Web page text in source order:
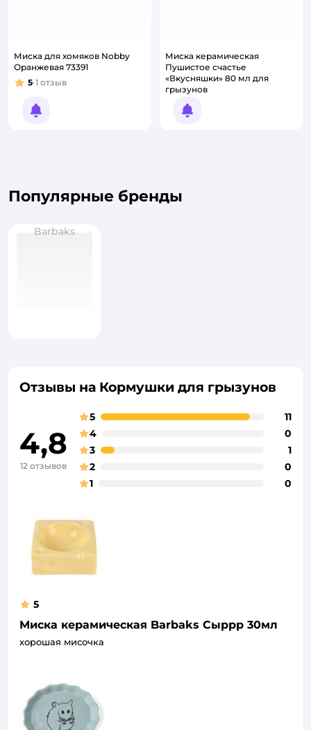
Миска для хомяков Nobby
Оранжевая 73391
Рейтинг:
5 1 отзыв
Уведомить о появлении
Миска керамическая
Пушистое счастье
«Вкусняшки» 80 мл для
грызунов
Уведомить о появлении
Популярные бренды
Barbaks
Отзывы на Кормушки для грызунов
4,8
12 отзывов
5
11
4
0
3
1
2
0
1
0
5
Миска керамическая Barbaks Сыррр 30мл
хорошая мисочка